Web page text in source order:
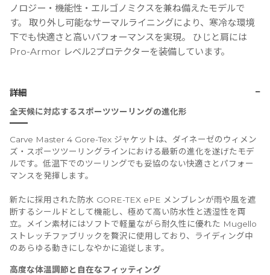
ノロジー・機能性・エルゴノミクスを兼ね備えたモデルで
す。 取り外し可能なサーマルライニングにより、寒冷な環境
下でも快適さと高いパフォーマンスを実現。 ひじと肩には
Pro-Armor レベル2プロテクターを装備しています。
詳細 −
全天候に対応するスポーツツーリングの進化形
Carve Master 4 Gore-Tex ジャケットは、ダイネーゼのウィメン
ズ・スポーツツーリングラインにおける最新の進化を遂げたモデ
ルです。低温下でのツーリングでも妥協のない快適さとパフォー
マンスを発揮します。
新たに採用された防水 GORE-TEX ePE メンブレンが雨や風を遮
断するシールドとして機能し、極めて高い防水性と透湿性を両
立。メイン素材にはソフトで軽量ながら耐久性に優れた Mugello
ストレッチファブリックを贅沢に使用しており、ライディング中
のあらゆる動きにしなやかに追従します。
高度な体温調節と自在なフィッティング